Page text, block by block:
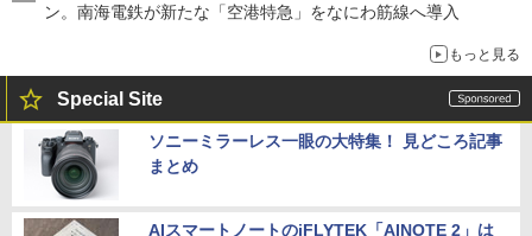
ン。南海電鉄が新たな「空港特急」をなにわ筋線へ導入
もっと見る
Special Site
ソニーミラーレス一眼の大特集！ 見どころ記事
まとめ
AIスマートノートのiFLYTEK「AINOTE 2」は